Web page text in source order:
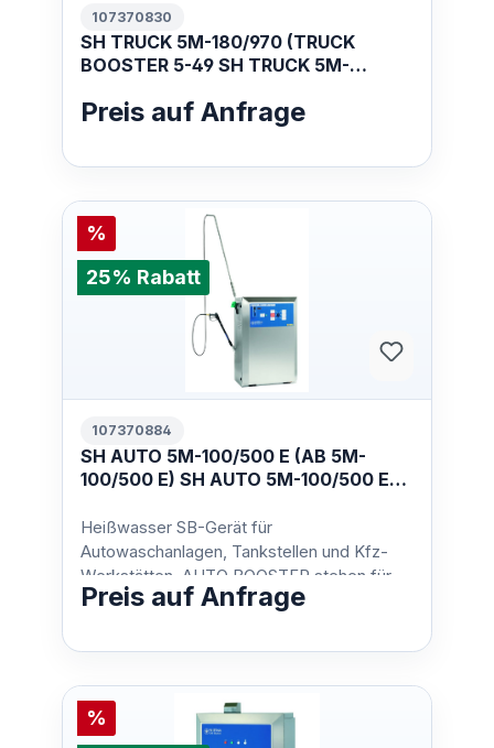
107370830
SH TRUCK 5M-180/970 (TRUCK
BOOSTER 5-49 SH TRUCK 5M-
Preis auf Anfrage
%
25% Rabatt
107370884
SH AUTO 5M-100/500 E (AB 5M-
100/500 E) SH AUTO 5M-100/500 E
Heißwasser SB-Gerät für
Autowaschanlagen, Tankstellen und Kfz-
Werkstätten. AUTO BOOSTER stehen für
niedrige Betriebskosten und minimalen Pla…
Preis auf Anfrage
%